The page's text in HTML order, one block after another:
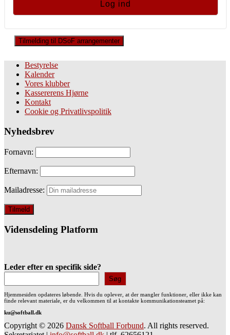
Tilmelding til DSoF arrangementer
Bestyrelse
Kalender
Vores klubber
Kassererens Hjørne
Kontakt
Cookie og Privatlivspolitik
Nyhedsbrev
Fornavn:
Efternavn:
Mailadresse:
Vidensdeling Platform
Leder efter en specifik side?
Søg
Hjemmesiden opdateres løbende. Hvis du oplever, at der mangler funktioner, eller ikke kan
finde relevant materiale, er du velkommen til at kontakte kommunikationsteamet på:
ku@softball.dk
Copyright © 2026 Dansk Softball Forbund. All rights reserved.